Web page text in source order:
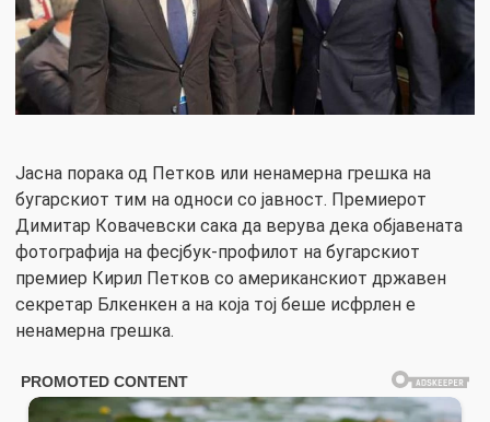
Јасна порака од Петков или ненамерна грешка на
бугарскиот тим на односи со јавност. Премиерот
Димитар Ковачевски сака да верува дека објавената
фотографија на фесјбук-профилот на бугарскиот
премиер Кирил Петков со американскиот државен
секретар Блкенкен а на која тој беше исфрлен е
ненамерна грешка.